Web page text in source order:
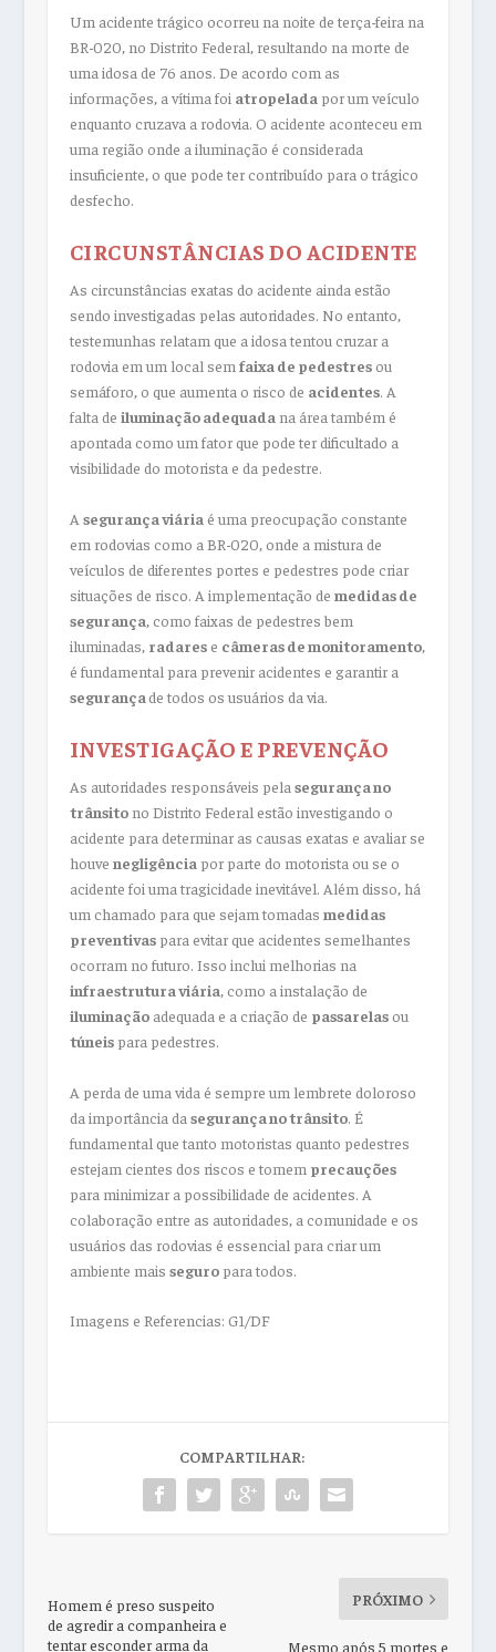
Um acidente trágico ocorreu na noite de terça-feira na
BR-020, no Distrito Federal, resultando na morte de
uma idosa de 76 anos. De acordo com as
informações, a vítima foi atropelada por um veículo
enquanto cruzava a rodovia. O acidente aconteceu em
uma região onde a iluminação é considerada
insuficiente, o que pode ter contribuído para o trágico
desfecho.
CIRCUNSTÂNCIAS DO ACIDENTE
As circunstâncias exatas do acidente ainda estão
sendo investigadas pelas autoridades. No entanto,
testemunhas relatam que a idosa tentou cruzar a
rodovia em um local sem faixa de pedestresou
semáforo, o que aumenta o risco de acidentes. A
falta de iluminação adequada na área também é
apontada como um fator que pode ter dificultado a
visibilidade do motorista e da pedestre.
A segurança viária é uma preocupação constante
em rodovias como a BR-020, onde a mistura de
veículos de diferentes portes e pedestres pode criar
situações de risco. A implementação de medidas de
segurança, como faixas de pedestres bem
iluminadas, radarese câmeras de monitoramento,
é fundamental para prevenir acidentes e garantir a
segurançade todos os usuários da via.
INVESTIGAÇÃO E PREVENÇÃO
As autoridades responsáveis pela segurança no
trânsitono Distrito Federal estão investigando o
acidente para determinar as causas exatas e avaliar se
houve negligência por parte do motorista ou se o
acidente foi uma tragicidade inevitável. Além disso, há
um chamado para que sejam tomadas medidas
preventivaspara evitar que acidentes semelhantes
ocorram no futuro. Isso inclui melhorias na
infraestrutura viária, como a instalação de
iluminaçãoadequada e a criação de passarelasou
túneispara pedestres.
A perda de uma vida é sempre um lembrete doloroso
da importância da segurança no trânsito. É
fundamental que tanto motoristas quanto pedestres
estejam cientes dos riscos e tomem precauções
para minimizar a possibilidade de acidentes. A
colaboração entre as autoridades, a comunidade e os
usuários das rodovias é essencial para criar um
ambiente mais seguropara todos.
Imagens e Referencias: G1/DF
COMPARTILHAR:
Homem é preso suspeito
de agredir a companheira e
tentar esconder arma da
PRÓXIMO
Mesmo após 5 mortes e